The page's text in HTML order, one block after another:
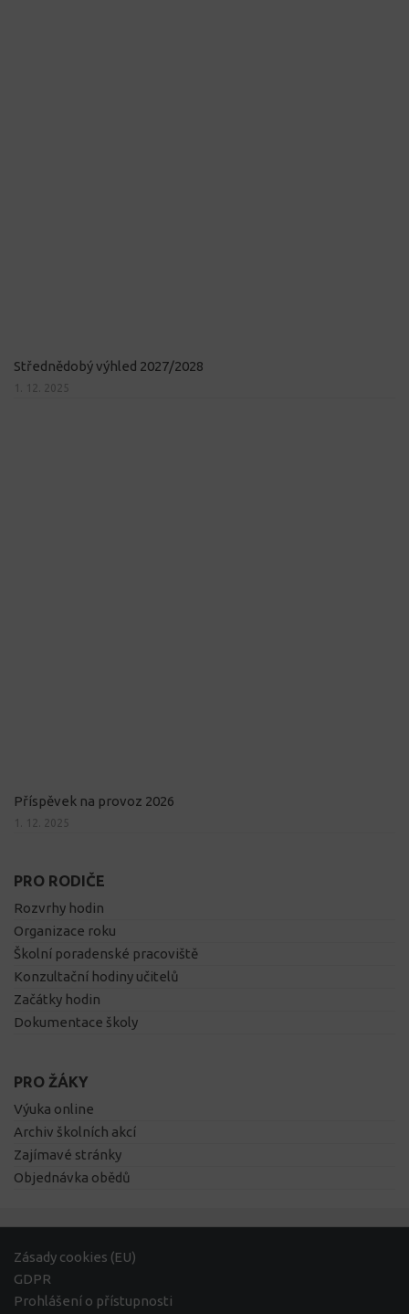
Střednědobý výhled 2027/2028
1. 12. 2025
Příspěvek na provoz 2026
1. 12. 2025
PRO RODIČE
Rozvrhy hodin
Organizace roku
Školní poradenské pracoviště
Konzultační hodiny učitelů
Začátky hodin
Dokumentace školy
PRO ŽÁKY
Výuka online
Archiv školních akcí
Zajímavé stránky
Objednávka obědů
Zásady cookies (EU)
GDPR
Prohlášení o přístupnosti